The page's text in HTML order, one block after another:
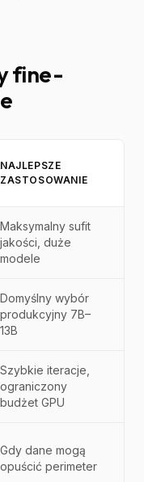
fine-
NAJLEPSZE
ZASTOSOWANIE
Maksymalny sufit
jakości, duże
modele
Domyślny wybór
produkcyjny 7B–
13B
Szybkie iteracje,
ograniczony
budżet GPU
Gdy dane mogą
opuścić perimeter